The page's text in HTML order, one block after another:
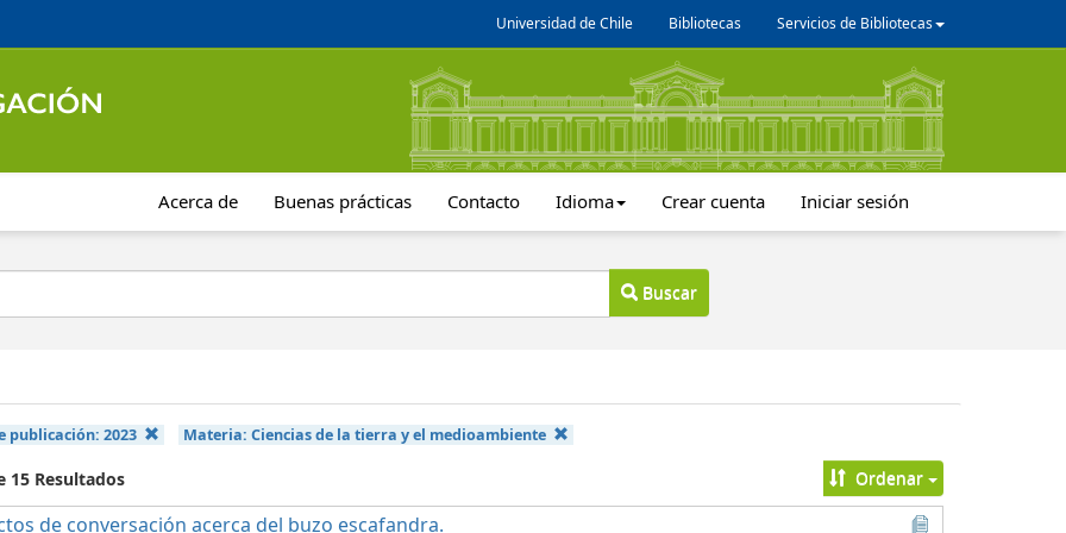
Universidad de Chile Bibliotecas Servicios de Bibliotecas
Acerca de Buenas prácticas Contacto Idioma Crear cuenta Iniciar sesión
Buscar
publicación: 2023 Materia:Ciencias de la tierra y el medioambiente
15 Resultados Ordenar
de conversación acerca del buzo escafandra.